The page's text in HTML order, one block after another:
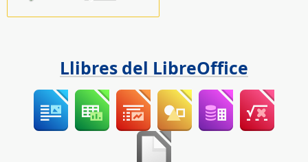
Llibres del LibreOffice